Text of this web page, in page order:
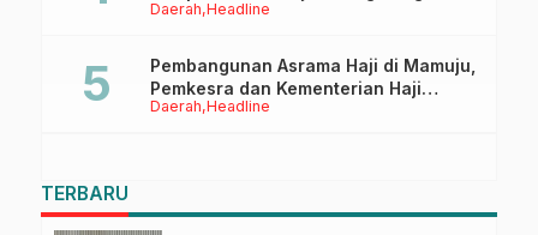
Daerah Headline
Ruang Digital
Daerah Headline
Pembangunan Asrama Haji di Mamuju,
Pemkesra dan Kementerian Haji
Sulbar Tinjau Lokasi
TERBARU